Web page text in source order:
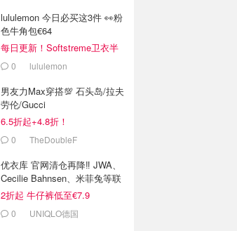
lululemon 今日必买这3件 👀粉
色牛角包€64
每日更新！Softstreme卫衣半
价 0 lululemon
男友力Max穿搭💯 石头岛/拉夫
劳伦/Gucci
6.5折起+4.8折！
0 TheDoubleF
优衣库 官网清仓再降‼️ JWA、
Cecilie Bahnsen、米菲兔等联
名
2折起 牛仔裤低至€7.9
0 UNIQLO德国